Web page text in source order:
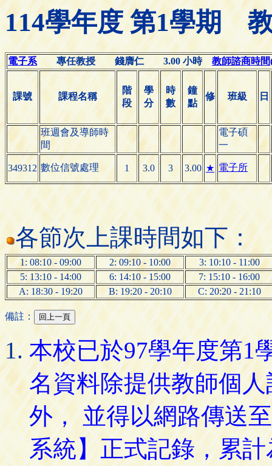
114學年度 第1學期
電子系專任教授 錢膺仁 3.00 小時教師諮商時
課號 課程名稱
階
段
學
分
時
數
鐘
點
修 班級 日
班週會及導師時
間
電子碩
一
349312 數位信號處理 1 3.0 3 3.00 ★ 電子所
各節次上課時間如下：
1: 08:10 - 09:00 2: 09:10 - 10:00
3: 10:10 - 11:00
5: 13:10 - 14:00
6: 14:10 - 15:00
7: 15:10 - 16:00
A: 18:30 - 19:20
B: 19:20 - 20:10 C: 20:20 - 21:10
備註：
本校已於97學年度第1
名資料除提供教師個
外， 並得以網路傳送
系統】正式記錄，累